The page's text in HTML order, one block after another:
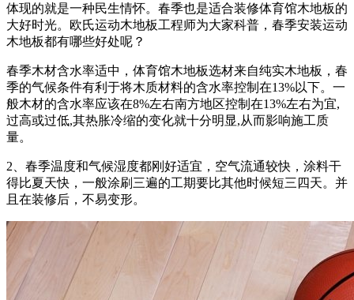
体现的就是一种民生情怀。春季也是适合装修体育馆木地板的
大好时光。欧氏运动木地板工程师为大家科普，春季安装运动
木地板都有哪些好处呢？
春季木材含水率适中，体育馆木地板选材来自纯实木地板，春
季的气候条件有利于将木质材料的含水率控制在13%以下。一
般木材的含水率应该在8%左右南方地区控制在13%左右为宜,
过高或过低,其热胀冷缩的变化就十分明显,从而影响施工质
量。
2、春季温度和气候湿度都刚好适宜，空气流通较快，涂料干
得比夏天快，一般涂刷三遍的工期要比其他时候短三四天。并
且在装修后，不易变形。